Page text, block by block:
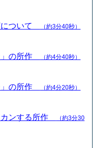
について （約3分40秒）
」の所作 （約4分40秒）
」の所作 （約4分20秒）
カンする所作
（約3分30